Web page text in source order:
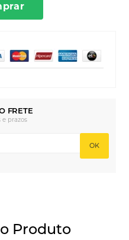
FRETE
e prazos
OK
Produto